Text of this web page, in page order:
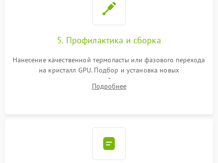
5. Профилактика и сборка
Нанесение качественной термопасты или фазового перехода
на кристалл GPU. Подбор и установка новых
термопрокладок правильной толщины на память и цепи
питания. Монтаж радиатора и бэкплейта, подключение и
Подробнее